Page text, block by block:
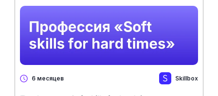
6 месяцев Skillbox